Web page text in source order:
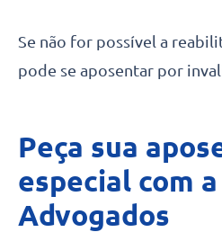
Se não for possível a
pode se aposentar por
Peça sua
especial com
Advogados